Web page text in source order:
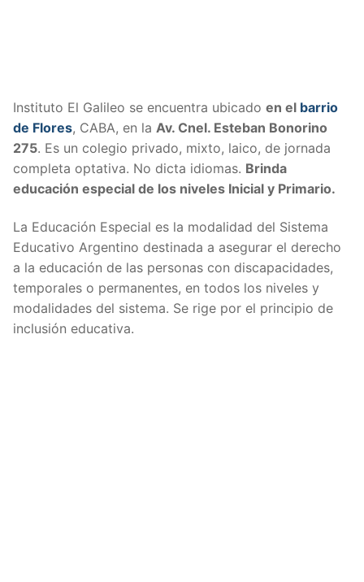
Instituto El Galileo se encuentra ubicado en el barrio
de Flores, CABA, en la Av. Cnel. Esteban Bonorino
275. Es un colegio privado, mixto, laico, de jornada
completa optativa. No dicta idiomas. Brinda
educación especial de los niveles Inicial y Primario.
La Educación Especial es la modalidad del Sistema
Educativo Argentino destinada a asegurar el derecho
a la educación de las personas con discapacidades,
temporales o permanentes, en todos los niveles y
modalidades del sistema. Se rige por el principio de
inclusión educativa.